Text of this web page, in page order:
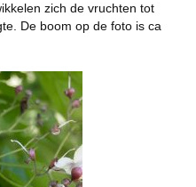
zich de vruchten tot
De boom op de foto is ca